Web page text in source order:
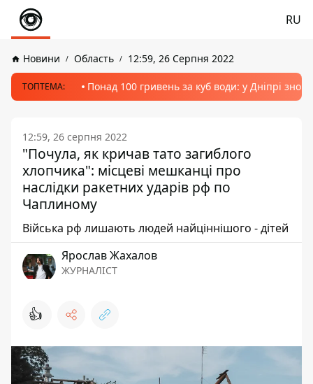
RU
Новини Область 12:59, 26 Серпня 2022
ТОПТЕМА: Понад 100 гривень за куб води: у Дніпрі
12:59, 26 серпня 2022
"Почула, як кричав тато загиблого
хлопчика": місцеві мешканці про
наслідки ракетних ударів рф по
Чаплиному
Війська рф лишають людей найціннішого - дітей
Ярослав Жахалов
ЖУРНАЛІСТ
👍